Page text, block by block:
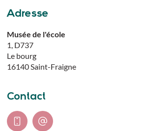
Adresse
Musée de l'école
1, D737
Le bourg
16140 Saint-Fraigne
Contact